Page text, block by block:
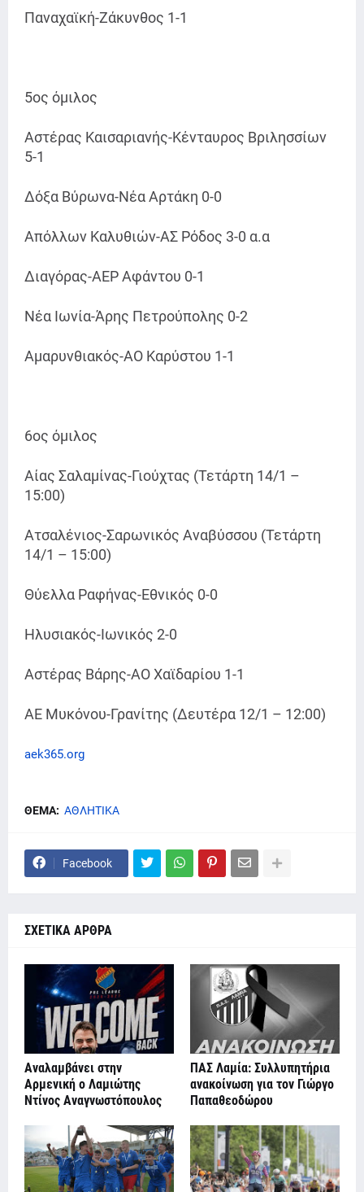
Παναχαϊκή-Ζάκυνθος 1-1
5ος όμιλος
Αστέρας Καισαριανής-Κένταυρος Βριλησσίων
5-1
Δόξα Βύρωνα-Νέα Αρτάκη 0-0
Απόλλων Καλυθιών-ΑΣ Ρόδος 3-0 α.α
Διαγόρας-ΑΕΡ Αφάντου 0-1
Νέα Ιωνία-Άρης Πετρούπολης 0-2
Αμαρυνθιακός-ΑΟ Καρύστου 1-1
6ος όμιλος
Αίας Σαλαμίνας-Γιούχτας (Τετάρτη 14/1 –
15:00)
Ατσαλένιος-Σαρωνικός Αναβύσσου (Τετάρτη
14/1 – 15:00)
Θύελλα Ραφήνας-Εθνικός 0-0
Ηλυσιακός-Ιωνικός 2-0
Αστέρας Βάρης-ΑΟ Χαϊδαρίου 1-1
ΑΕ Μυκόνου-Γρανίτης (Δευτέρα 12/1 – 12:00)
aek365.org
ΘΕΜΑ: ΑΘΛΗΤΙΚΑ
Facebook
ΣΧΕΤΙΚΑ ΑΡΘΡΑ
Αναλαμβάνει στην
Αρμενική ο Λαμιώτης
Ντίνος Αναγνωστόπουλος
ΠΑΣ Λαμία: Συλλυπητήρια
ανακοίνωση για τον Γιώργο
Παπαθεοδώρου